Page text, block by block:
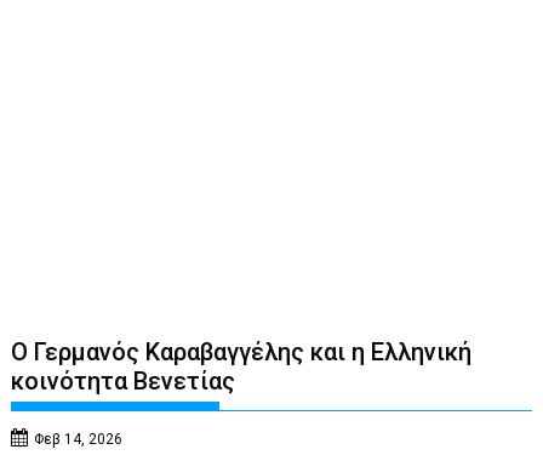
Ο Γερμανός Καραβαγγέλης και η Ελληνική
κοινότητα Βενετίας
Φεβ 14, 2026